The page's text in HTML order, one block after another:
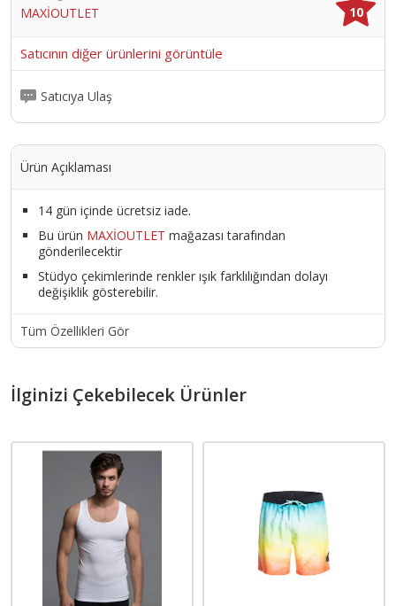
MAXİOUTLET
10
Satıcının diğer ürünlerini görüntüle
Satıcıya Ulaş
Ürün Açıklaması
14 gün içinde ücretsiz iade.
Bu ürün MAXİOUTLET mağazası tarafından
gönderilecektir
Stüdyo çekimlerinde renkler ışık farklılığından dolayı
değişiklik gösterebilir.
Tüm Özellikleri Gör
İlginizi Çekebilecek Ürünler